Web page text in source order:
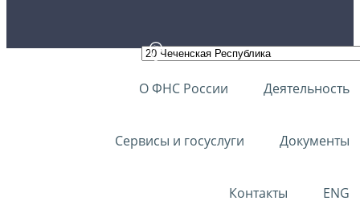
О ФНС России Деятельность
Сервисы и госуслуги Документы
Контакты ENG